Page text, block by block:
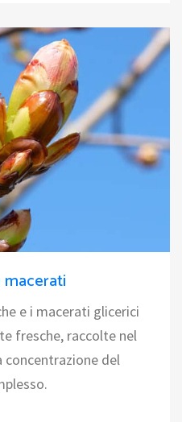
e i macerati glicerici
fresche, raccolte nel
concentrazione del